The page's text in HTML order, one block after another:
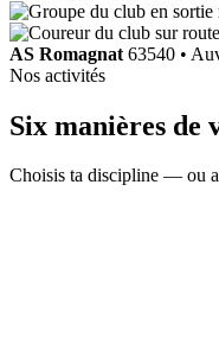
AS Romagnat 63540 •
Nos activités
Six manières de
Choisis ta discipline — ou